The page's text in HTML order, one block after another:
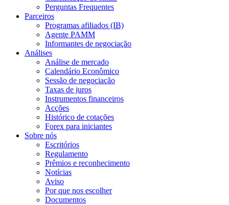
Perguntas Frequentes
Parceiros
Programas afiliados (IB)
Agente PAMM
Informantes de negociação
Análises
Análise de mercado
Calendário Econômico
Sessão de negociação
Taxas de juros
Instrumentos financeiros
Acções
Histórico de cotações
Forex para iniciantes
Sobre nós
Escritórios
Regulamento
Prêmios e reconhecimento
Notícias
Aviso
Por que nos escolher
Documentos